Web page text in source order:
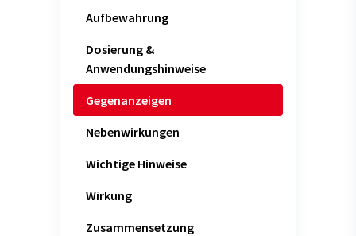
Aufbewahrung
Dosierung &
Anwendungshinweise
Gegenanzeigen
Nebenwirkungen
Wichtige Hinweise
Wirkung
Zusammensetzung